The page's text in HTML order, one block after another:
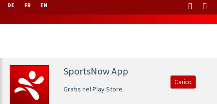
DE FR EN
SportsNow App
Gratis nel Play Store
Carico